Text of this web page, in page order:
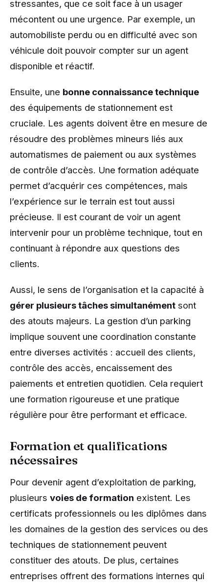
stressantes, que ce soit face à un usager
mécontent ou une urgence. Par exemple, un
automobiliste perdu ou en difficulté avec son
véhicule doit pouvoir compter sur un agent
disponible et réactif.
Ensuite, une bonne connaissance technique
des équipements de stationnement est
cruciale. Les agents doivent être en mesure de
résoudre des problèmes mineurs liés aux
automatismes de paiement ou aux systèmes
de contrôle d’accès. Une formation adéquate
permet d’acquérir ces compétences, mais
l’expérience sur le terrain est tout aussi
précieuse. Il est courant de voir un agent
intervenir pour un problème technique, tout en
continuant à répondre aux questions des
clients.
Aussi, le sens de l’organisation et la capacité à
gérer plusieurs tâches simultanément sont
des atouts majeurs. La gestion d’un parking
implique souvent une coordination constante
entre diverses activités : accueil des clients,
contrôle des accès, encaissement des
paiements et entretien quotidien. Cela requiert
une formation rigoureuse et une pratique
régulière pour être performant et efficace.
Formation et qualifications
nécessaires
Pour devenir agent d’exploitation de parking,
plusieurs voies de formation existent. Les
certificats professionnels ou les diplômes dans
les domaines de la gestion des services ou des
techniques de stationnement peuvent
constituer des atouts. De plus, certaines
entreprises offrent des formations internes qui